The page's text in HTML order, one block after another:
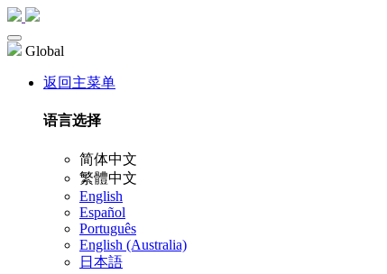
Global
返回主菜单
语言选择
简体中文
繁體中文
English
Español
Português
English (Australia)
日本語